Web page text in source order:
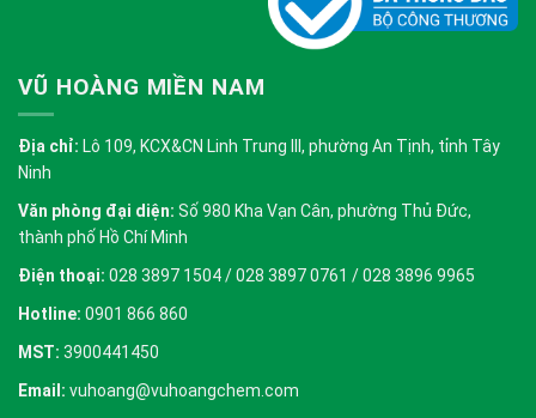
VŨ HOÀNG MIỀN NAM
Địa chỉ: Lô 109, KCX&CN Linh Trung III, phường An Tịnh, tỉnh Tây
Ninh
Văn phòng đại diện: Số 980 Kha Vạn Cân, phường Thủ Đức,
thành phố Hồ Chí Minh
Điện thoại: 028 3897 1504 / 028 3897 0761 / 028 3896 9965
Hotline: 0901 866 860
MST: 3900441450
Email: vuhoang@vuhoangchem.com